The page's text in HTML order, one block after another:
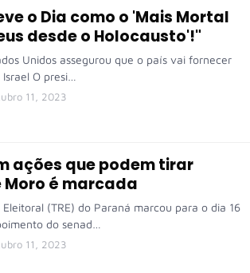
o Dia como o 'Mais Mortal
desde o Holocausto'!"
Unidos assegurou que o país vai fornecer
O presi…
11, 2023
ações que podem tirar
é marcada
(TRE) do Paraná marcou para o dia 16
do senad…
11, 2023